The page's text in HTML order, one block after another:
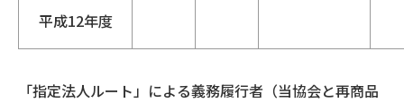
平成12年度
「指定法人ルート」による義務履行者（当協会と再商品